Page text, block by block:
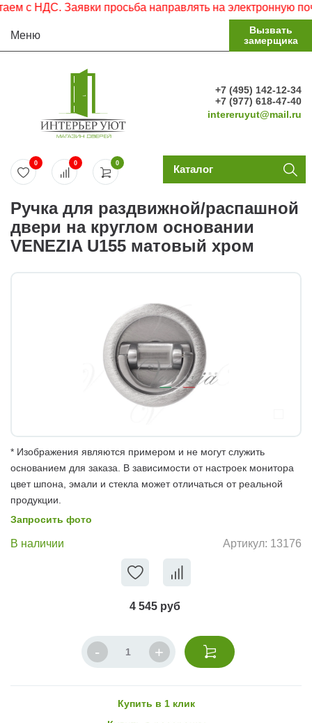
с НДС. Заявки просьба направлять на электронную
Меню
Вызвать
замерщика
+7 (495) 142-12-34
+7 (977) 618-47-40
intereruyut@mail.ru
0
0 0 Каталог
Ручка для раздвижной/распашной
двери на круглом основании
VENEZIA U155 матовый хром
* Изображения являются примером и не могут служить
основанием для заказа. В зависимости от настроек монитора
цвет шпона, эмали и стекла может отличаться от реальной
продукции.
Запросить фото
В наличии Артикул: 13176
4 545 руб
Купить в 1 клик